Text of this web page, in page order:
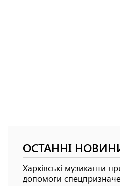
ОСТАННІ
Харківські музиканти
допомоги